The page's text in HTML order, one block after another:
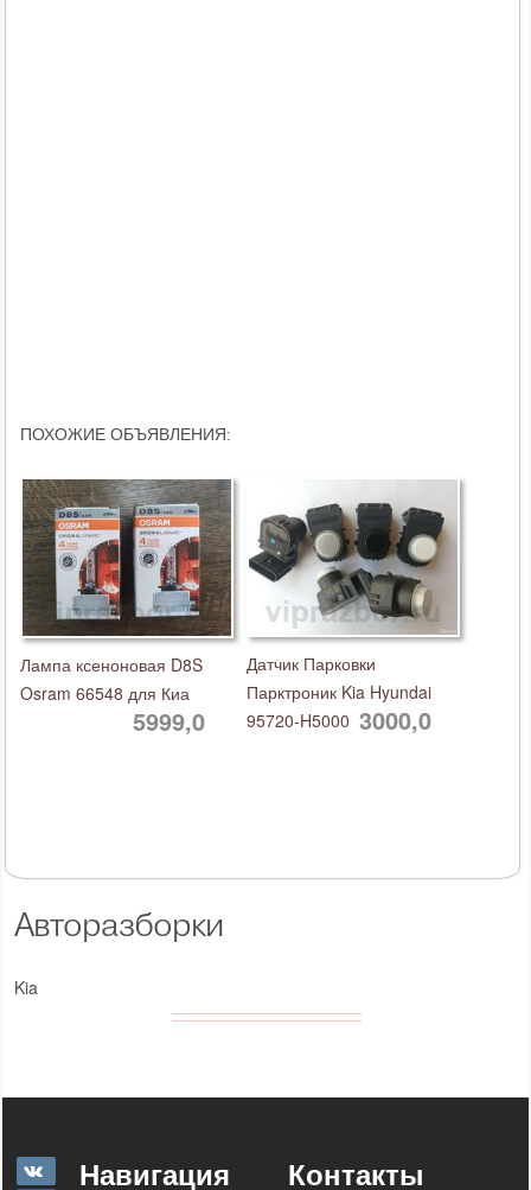
Авторазборки
Kia
ПОХОЖИЕ ОБЪЯВЛЕНИЯ:
Лампа ксеноновая D8S
Osram 66548 для Киа
5999,0
Датчик Парковки
Парктроник Kia Hyundai
95720-H5000 3000,0
Навигация Контакты